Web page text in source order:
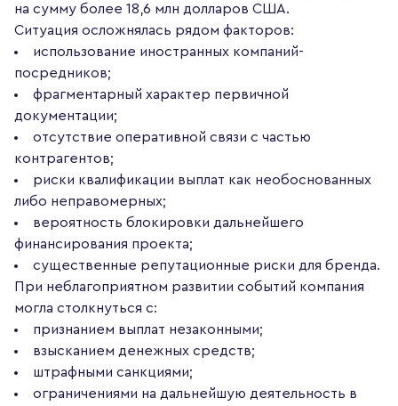
на сумму более 18,6 млн долларов США.
Ситуация осложнялась рядом факторов:
использование иностранных компаний-
посредников;
фрагментарный характер первичной
документации;
отсутствие оперативной связи с частью
контрагентов;
риски квалификации выплат как необоснованных
либо неправомерных;
вероятность блокировки дальнейшего
финансирования проекта;
существенные репутационные риски для бренда.
При неблагоприятном развитии событий компания
могла столкнуться с:
признанием выплат незаконными;
взысканием денежных средств;
штрафными санкциями;
ограничениями на дальнейшую деятельность в